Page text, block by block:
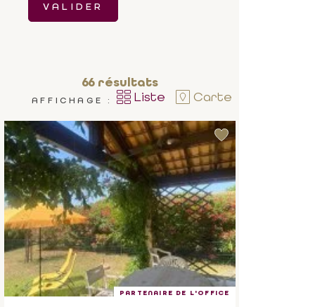
VALIDER
66résultats
AFFICHAGE : Liste Carte
PARTENAIRE DE L'OFFICE